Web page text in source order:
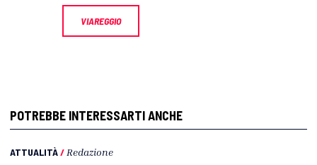
VIAREGGIO
POTREBBE INTERESSARTI ANCHE
ATTUALITÀ/ Redazione